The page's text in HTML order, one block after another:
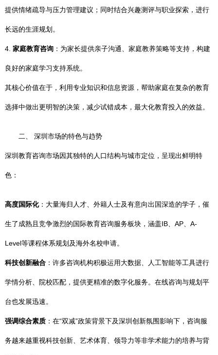
提供情绪疏导与压力管理建议；同时结合兴趣测评与职业探索，进行
长远的生涯规划。
4. 家庭教育咨询 ：为家长提供亲子沟通、家庭教养策略等支持，构建
良好的家庭学习支持系统。
其核心价值在于，利用专业知识和信息资源，帮助家庭在复杂的教育
选择中做出更明智的决策，减少试错成本，最大化教育投入的效益。
二、 深圳市场的特色与趋势
深圳教育咨询市场因其独特的人口结构与城市定位，呈现出鲜明特
色：
高度国际化：大量海归人才、外籍人士及有意向出国深造的学子，催
生了成熟且竞争激烈的国际教育咨询服务板块，涵盖IB、AP、A-
Level等课程体系规划及海外名校申请。
科技创新融合 ：许多咨询机构积极运用大数据、人工智能等工具进行
学情分析、院校匹配，提供更精准的数字化服务。在线咨询与规划平
台也发展迅速。
强调综合素质 ：在“双减”政策背景下及深圳创新氛围影响下，咨询服
务越来越重视科技创新、艺术体育、领导力等非学术能力的培养与背